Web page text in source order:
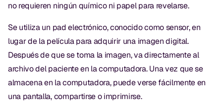
Carillas
TECNOLOGÍA
Impresiones Digitales
no requieren ningún químico ni papel para revelarse.
Se utiliza un pad electrónico, conocido como sensor, en
lugar de la película para adquirir una imagen digital.
Después de que se toma la imagen, va directamente al
archivo del paciente en la computadora. Una vez que se
almacena en la computadora, puede verse fácilmente en
una pantalla, compartirse o imprimirse.